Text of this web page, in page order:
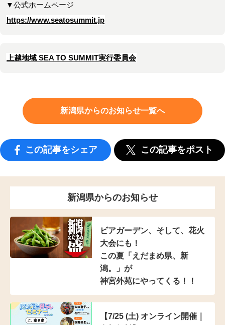
▼公式ホームページ
https://www.seatosummit.jp
上越地域 SEA TO SUMMIT実行委員会
新潟県からのお知らせ一覧へ
この記事をシェア この記事をポスト
新潟県からのお知らせ
ビアガーデン、そして、花火
大会にも！
この夏「えだまめ県、新
潟。」が
神宮外苑にやってくる！！
【7/25 (土) オンライン開催｜